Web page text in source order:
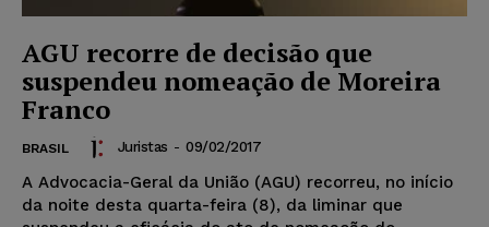
AGU recorre de decisão que
suspendeu nomeação de Moreira
Franco
BRASIL Juristas - 09/02/2017
A Advocacia-Geral da União (AGU) recorreu, no início
da noite desta quarta-feira (8), da liminar que